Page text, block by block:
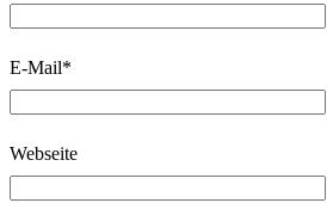
E-Mail*
Webseite